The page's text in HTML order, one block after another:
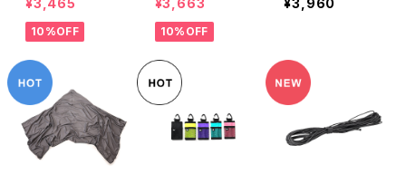
（ユニセックス）
¥3,465
10%OFF
ニセックス）
¥3,663
10%OFF
¥3,960